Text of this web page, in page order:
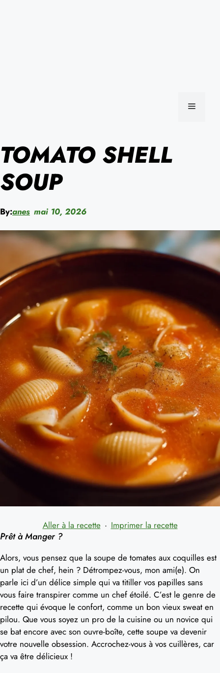
MENU
TOMATO SHELL
SOUP
By:anes mai 10, 2026
Aller à la recette · Imprimer la recette
Prêt à Manger ?
Alors, vous pensez que la soupe de tomates aux coquilles est
un plat de chef, hein ? Détrompez-vous, mon ami(e). On
parle ici d’un délice simple qui va titiller vos papilles sans
vous faire transpirer comme un chef étoilé. C’est le genre de
recette qui évoque le confort, comme un bon vieux sweat en
pilou. Que vous soyez un pro de la cuisine ou un novice qui
se bat encore avec son ouvre-boîte, cette soupe va devenir
votre nouvelle obsession. Accrochez-vous à vos cuillères, car
ça va être délicieux !